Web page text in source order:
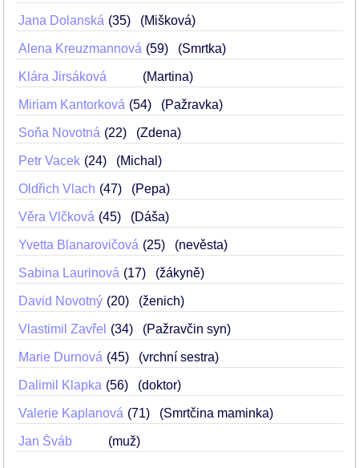
Jana Dolanská 35 (Mišková)
Alena Kreuzmannová 59 (Smrtka)
Klára Jirsáková (Martina)
Miriam Kantorková 54 (Pažravka)
Soňa Novotná 22 (Zdena)
Petr Vacek 24 (Michal)
Oldřich Vlach 47 (Pepa)
Věra Vlčková 45 (Dáša)
Yvetta Blanarovičová 25 (nevěsta)
Sabina Laurinová 17 (žákyně)
David Novotný 20 (ženich)
Vlastimil Zavřel 34 (Pažravčin syn)
Marie Durnová 45 (vrchní sestra)
Dalimil Klapka 56 (doktor)
Valerie Kaplanová 71 (Smrtčina maminka)
Jan Šváb (muž)